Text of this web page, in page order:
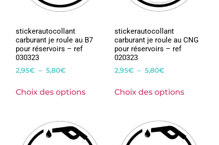
stickerautocollant
carburant je roule au B7
pour réservoirs – ref
030323
2,95€ – 5,80€
Choix des options
stickerautocollant
carburant je roule au CNG
pour réservoirs – ref
020323
2,95€ – 5,80€
Choix des options